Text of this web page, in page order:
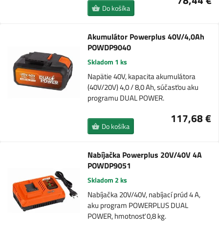
Do košíka
Akumulátor Powerplus 40V/4,0Ah
POWDP9040
Skladom 1 ks
Napätie 40V, kapacita akumulátora
(40V/20V) 4,0 / 8,0 Ah, súčasťou aku
programu DUAL POWER.
117,68 €
Do košíka
Nabíjačka Powerplus 20V/40V 4A
POWDP9051
Skladom 2 ks
Nabíjačka 20V/40V, nabíjací prúd 4 A,
aku program POWERPLUS DUAL
POWER, hmotnosť 0,8 kg.